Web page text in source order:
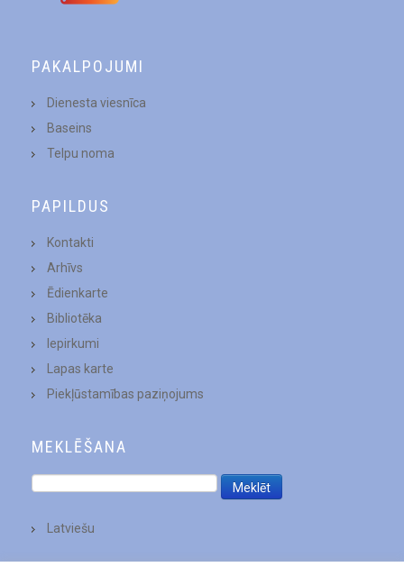
PAKALPOJUMI
Dienesta viesnīca
Baseins
Telpu noma
PAPILDUS
Kontakti
Arhīvs
Ēdienkarte
Bibliotēka
Iepirkumi
Lapas karte
Piekļūstamības paziņojums
MEKLĒŠANA
Latviešu